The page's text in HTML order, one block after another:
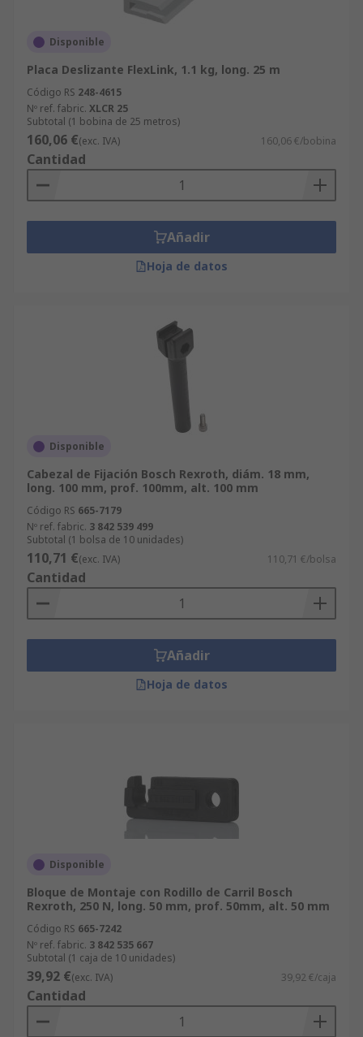
Disponible
Placa Deslizante FlexLink, 1.1 kg, long. 25 m
Código RS 248-4615
Nº ref. fabric. XLCR 25
Subtotal (1 bobina de 25 metros)
160,06 €(exc. IVA) 160,06 €/bobina
Cantidad
Añadir
Hoja de datos
Disponible
Cabezal de Fijación Bosch Rexroth, diám. 18 mm,
long. 100 mm, prof. 100mm, alt. 100 mm
Código RS 665-7179
Nº ref. fabric. 3 842 539 499
Subtotal (1 bolsa de 10 unidades)
110,71 €(exc. IVA) 110,71 €/bolsa
Cantidad
Añadir
Hoja de datos
Disponible
Bloque de Montaje con Rodillo de Carril Bosch
Rexroth, 250 N, long. 50 mm, prof. 50mm, alt. 50 mm
Código RS 665-7242
Nº ref. fabric. 3 842 535 667
Subtotal (1 caja de 10 unidades)
39,92 €(exc. IVA) 39,92 €/caja
Cantidad